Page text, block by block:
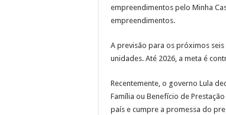
empreendimentos pelo Minha
empreendimentos.
A previsão para os próximos
unidades. Até 2026, a meta é
Recentemente, o governo Lula
Família ou Benefício de
país e cumpre a promessa do